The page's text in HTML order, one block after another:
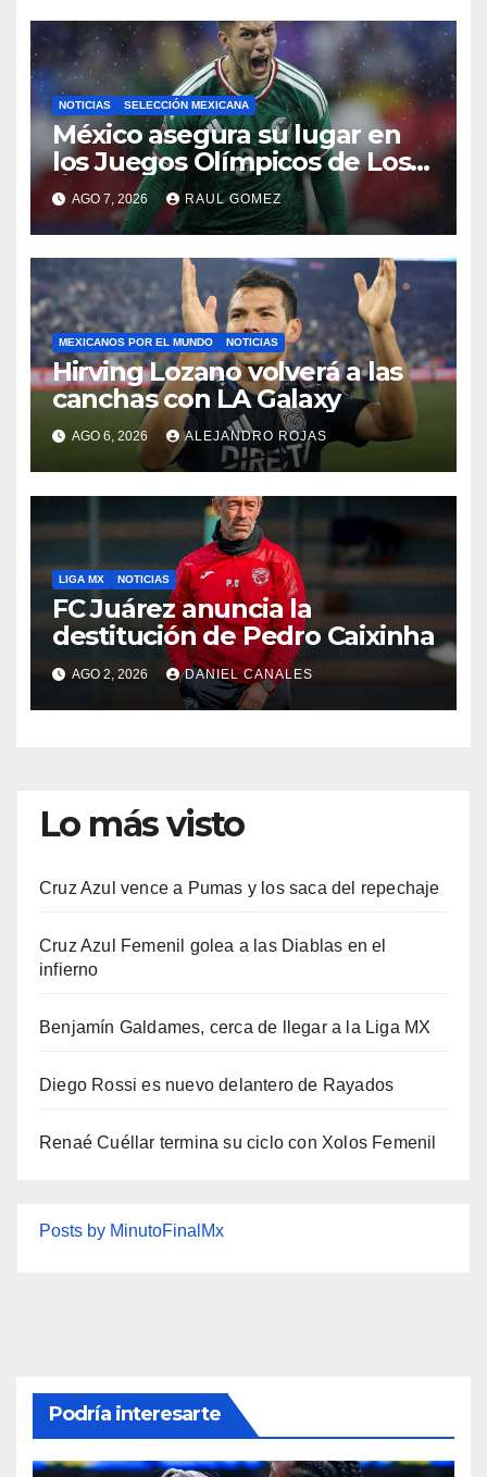
NOTICIAS SELECCIÓN MEXICANA
México asegura su lugar en
los Juegos Olímpicos de Los
Ángeles 2028
AGO 7, 2026 RAUL GOMEZ
MEXICANOS POR EL MUNDO NOTICIAS
Hirving Lozano volverá a las
canchas con LA Galaxy
AGO 6, 2026 ALEJANDRO ROJAS
LIGA MX NOTICIAS
FC Juárez anuncia la
destitución de Pedro Caixinha
AGO 2, 2026 DANIEL CANALES
Lo más visto
Cruz Azul vence a Pumas y los saca del repechaje
Cruz Azul Femenil golea a las Diablas en el
infierno
Benjamín Galdames, cerca de llegar a la Liga MX
Diego Rossi es nuevo delantero de Rayados
Renaé Cuéllar termina su ciclo con Xolos Femenil
Posts by MinutoFinalMx
Podría interesarte